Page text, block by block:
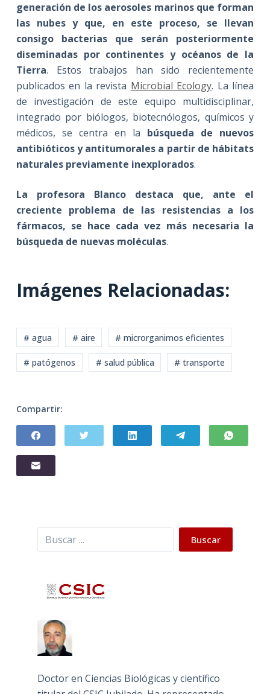
generación de los aerosoles marinos que forman
las nubes y que, en este proceso, se llevan
consigo bacterias que serán posteriormente
diseminadas por continentes y océanos de la
Tierra. Estos trabajos han sido recientemente
publicados en la revista Microbial Ecology. La línea
de investigación de este equipo multidisciplinar,
integrado por biólogos, biotecnólogos, químicos y
médicos, se centra en la búsqueda de nuevos
antibióticos y antitumorales a partir de hábitats
naturales previamente inexplorados.
La profesora Blanco destaca que, ante el
creciente problema de las resistencias a los
fármacos, se hace cada vez más necesaria la
búsqueda de nuevas moléculas.
Imágenes Relacionadas:
# agua # aire # microrganimos eficientes
# patógenos # salud pública # transporte
Compartir:
Buscar Buscar
Doctor en Ciencias Biológicas y científico